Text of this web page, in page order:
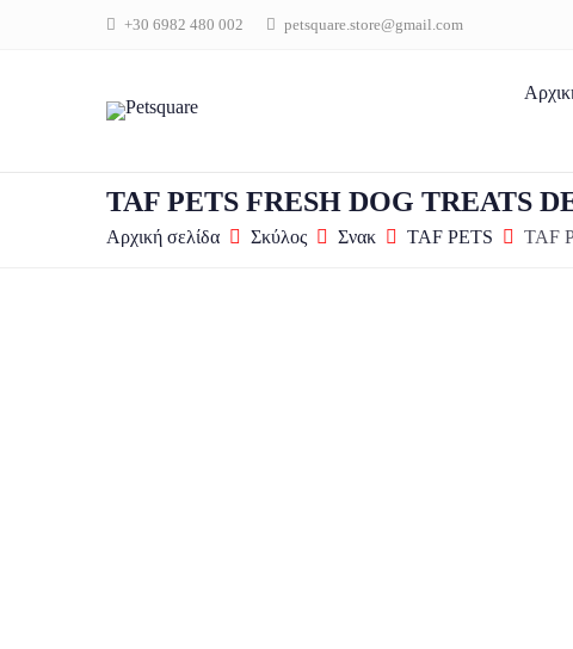
+30 6982 480 002 petsquare.store@gmail.com
TAF PETS FRESH DOG TREATS
Αρχική σελίδα Σκύλος Σνακ TAF PETS TAF